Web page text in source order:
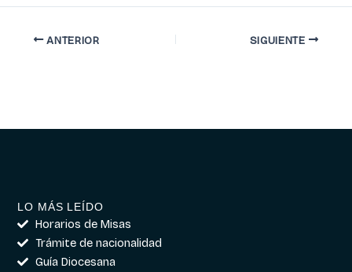
ANTERIOR SIGUIENTE
LO MÁS LEÍDO
Horarios de Misas
Trámite de nacionalidad
Guía Diocesana